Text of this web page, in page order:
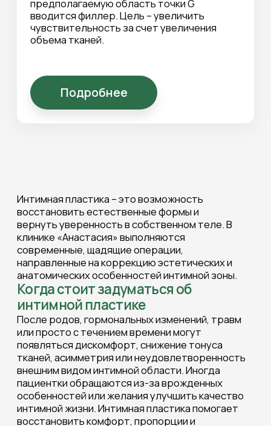
индивидуально, с учетом анатомии и пожеланий
пациентки, что обеспечивает естественный и
гармоничный результат.
Преимущества современной
интимной хирургии
снизить риски. Современное оборудование и
точность работы хирургов помогают добиться
предсказуемого результата и быстрого
восстановления.
Реабилитация и результат
обсудить подходящее для вас решение.
О клинике
Косметология
Пластическая хирургия
Стоматология
Лазерные технологии
Дерматология
Контакты
Для
пациентов
КЛИНИКА «АНАСТАСИЯ»
Работаем для вас с 1992 г.